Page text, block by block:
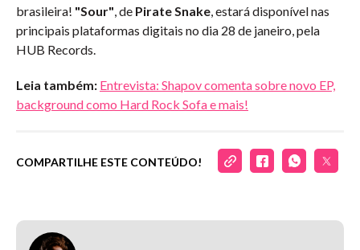
brasileira! "Sour", de Pirate Snake, estará disponível nas
principais plataformas digitais no dia 28 de janeiro, pela
HUB Records.
Leia também: Entrevista: Shapov comenta sobre novo EP,
background como Hard Rock Sofa e mais!
COMPARTILHE ESTE CONTEÚDO!